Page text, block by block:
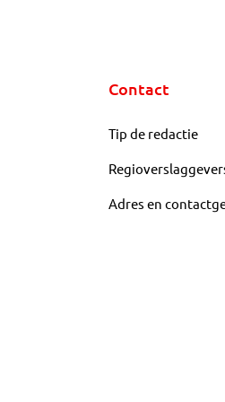
Contact
Tip de redactie
Adres en